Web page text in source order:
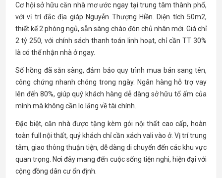
Cơ hội sở hữu căn nhà mơ ước ngay tại trung tâm thành phố,
với vị trí đắc địa giáp Nguyễn Thượng Hiền. Diện tích 50m2,
thiết kế 2 phòng ngủ, sẵn sàng chào đón chủ nhân mới. Giá chỉ
2 tỷ 250, với chính sách thanh toán linh hoạt, chỉ cần TT 30%
là có thể nhận nhà ở ngay.
Sổ hồng đã sẵn sàng, đảm bảo quy trình mua bán sang tên,
công chứng nhanh chóng trong ngày. Ngân hàng hỗ trợ vay
lên đến 80%, giúp quý khách hàng dễ dàng sở hữu tổ ấm của
mình mà không cần lo lắng về tài chính.
Đặc biệt, căn nhà được tặng kèm gói nội thất cao cấp, hoàn
toàn full nội thất, quý khách chỉ cần xách vali vào ở. Vị trí trung
tâm, giao thông thuận tiện, dễ dàng di chuyển đến các khu vực
quan trọng. Nơi đây mang đến cuộc sống tiện nghi, hiện đại với
cộng đồng dân cư ổn định.